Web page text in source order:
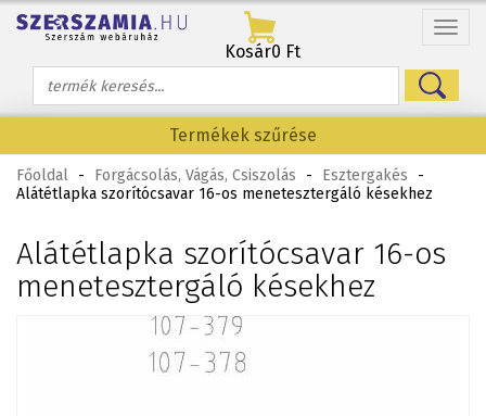
Menü
Kosár0 Ft
Termékek szűrése
Főoldal - Forgácsolás, Vágás, Csiszolás - Esztergakés
-
Alátétlapka szorítócsavar 16-os menetesztergáló késekhez
Alátétlapka szorítócsavar 16-os
menetesztergáló késekhez